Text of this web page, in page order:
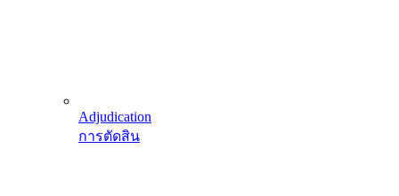
Adjudication
การตัดสิน